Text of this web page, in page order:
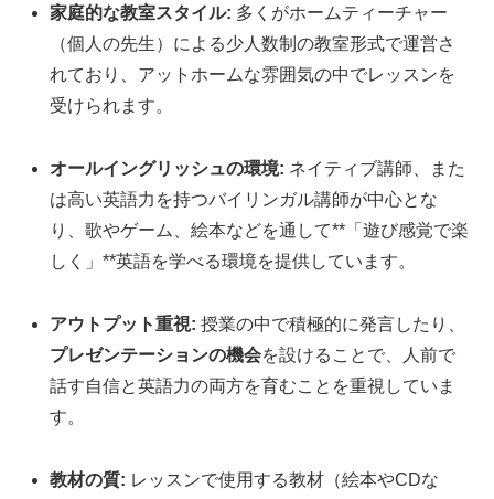
家庭的な教室スタイル: 多くがホームティーチャー
（個人の先生）による少人数制の教室形式で運営さ
れており、アットホームな雰囲気の中でレッスンを
受けられます。
オールイングリッシュの環境: ネイティブ講師、また
は高い英語力を持つバイリンガル講師が中心とな
り、歌やゲーム、絵本などを通して**「遊び感覚で楽
しく」**英語を学べる環境を提供しています。
アウトプット重視: 授業の中で積極的に発言したり、
プレゼンテーションの機会を設けることで、人前で
話す自信と英語力の両方を育むことを重視していま
す。
教材の質: レッスンで使用する教材（絵本やCDな